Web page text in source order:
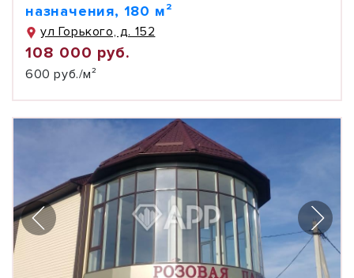
назначения, 180 м²
ул Горького, д. 152
108 000 руб.
600 руб./м²